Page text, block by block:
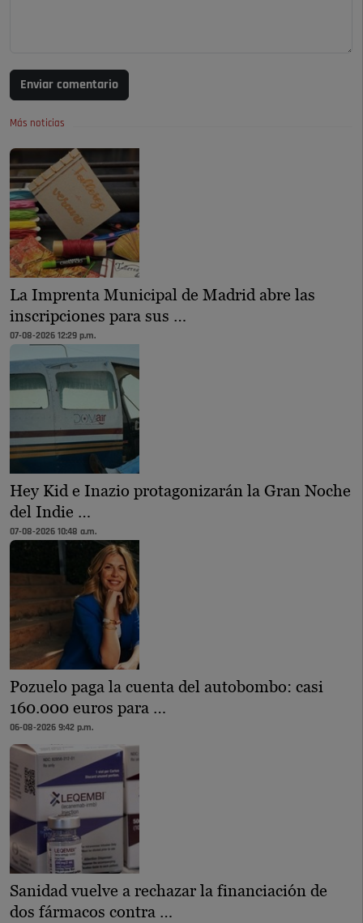
Enviar comentario
Más noticias
La Imprenta Municipal de Madrid abre las
inscripciones para sus …
07-08-2026 12:29 p.m.
Hey Kid e Inazio protagonizarán la Gran Noche
del Indie …
07-08-2026 10:48 a.m.
Pozuelo paga la cuenta del autobombo: casi
160.000 euros para …
06-08-2026 9:42 p.m.
Sanidad vuelve a rechazar la financiación de
dos fármacos contra …